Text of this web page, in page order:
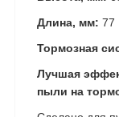
Длина, мм: 77
Тормозная
Лучшая
пыли на